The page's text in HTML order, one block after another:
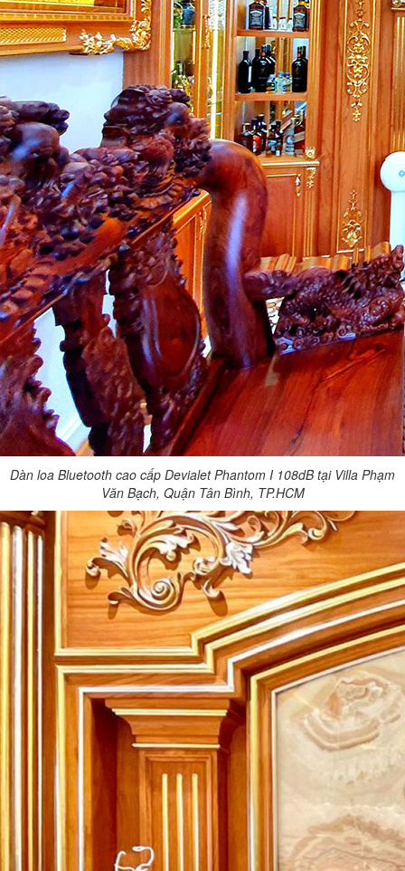
Dàn loa Bluetooth cao cấp Devialet Phantom I 108dB tại Villa Phạm
Văn Bạch, Quận Tân Bình, TP.HCM